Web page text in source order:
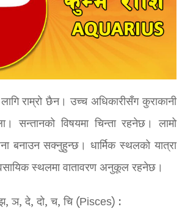
राम्रो छैन। उच्च अधिकारीसँग कुराकानी
सन्तानको विषयमा चिन्ता रहनेछ। लामो
बनाउन सक्नुहुन्छ। धार्मिक स्थलको यात्रा
स्थलमा वातावरण अनुकूल रहनेछ।
ञ, दे, दो, च, चि (Pisces) :